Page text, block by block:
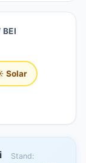
BEI
Solar
Stand: